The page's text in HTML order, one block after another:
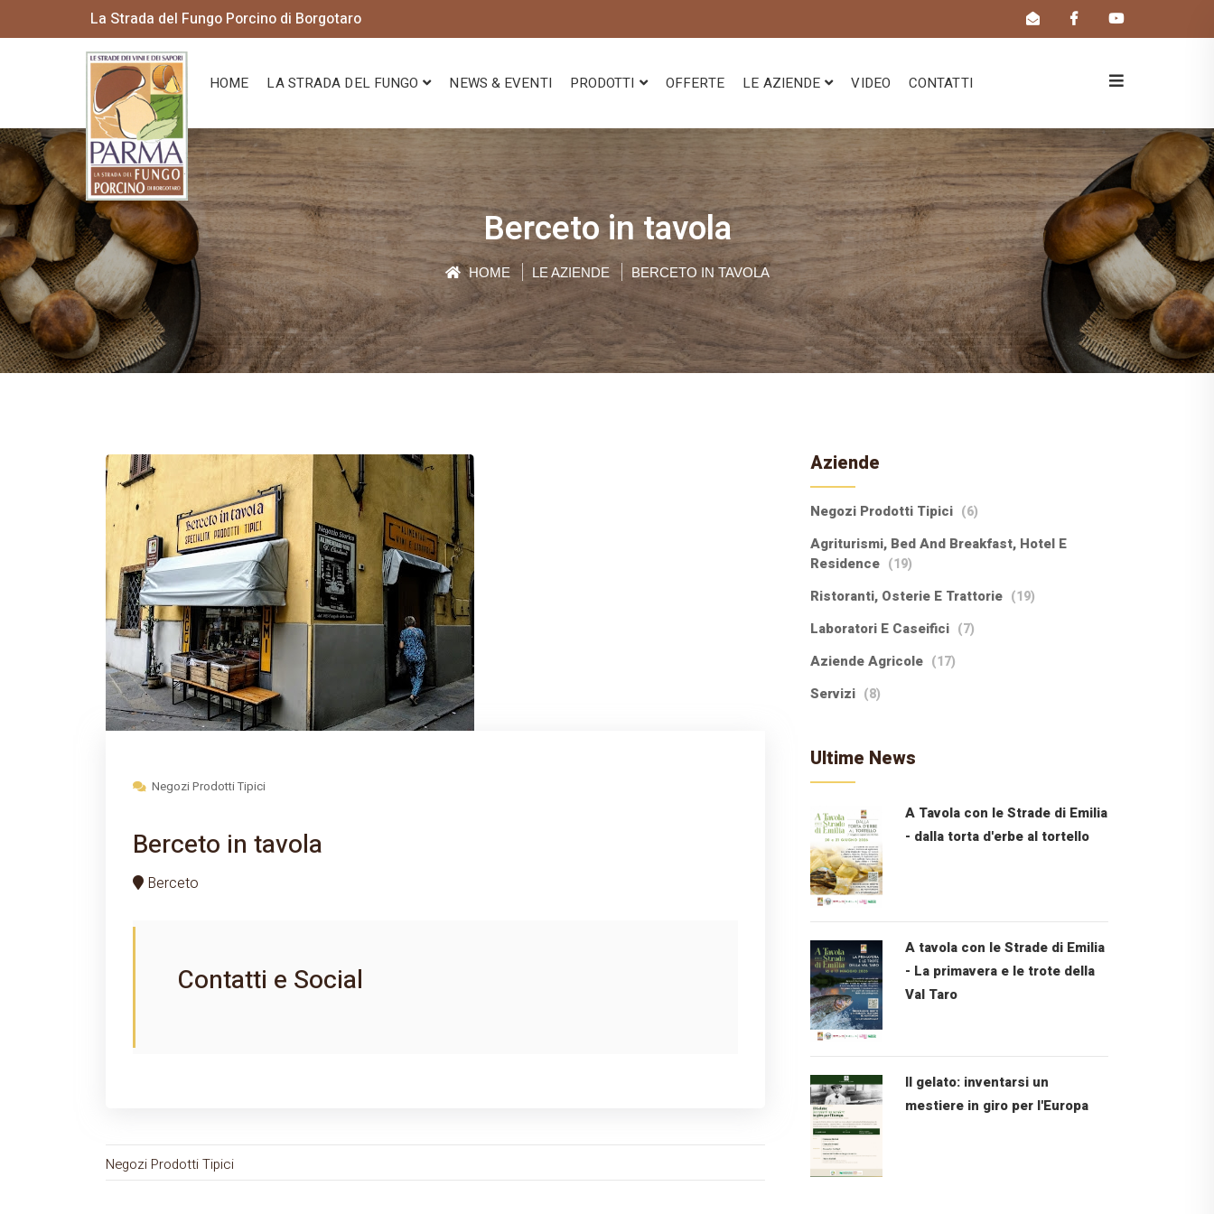
La Strada del Fungo Porcino di Borgotaro
HOME LA STRADA DEL FUNGO NEWS & EVENTI PRODOTTI OFFERTE LE AZIENDE VIDEO CONTATTI
Berceto in tavola
HOME LE AZIENDE BERCETO IN TAVOLA
Negozi Prodotti Tipici
Berceto in tavola
Berceto
Contatti e Social
Negozi Prodotti Tipici
Aziende
Negozi Prodotti Tipici (6)
Agriturismi, Bed And Breakfast, Hotel E
Residence (19)
Ristoranti, Osterie E Trattorie (19)
Laboratori E Caseifici (7)
Aziende Agricole (17)
Servizi (8)
Ultime News
A Tavola con le Strade di Emilia
- dalla torta d'erbe al tortello
A tavola con le Strade di Emilia
- La primavera e le trote della
Val Taro
Il gelato: inventarsi un
mestiere in giro per l'Europa